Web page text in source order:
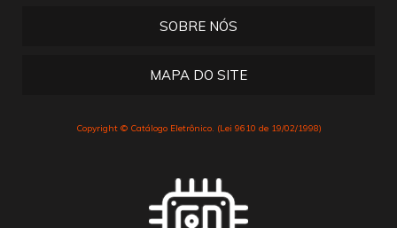
SOBRE NÓS
MAPA DO SITE
Copyright © Catálogo Eletrônico. (Lei 9610 de 19/02/1998)